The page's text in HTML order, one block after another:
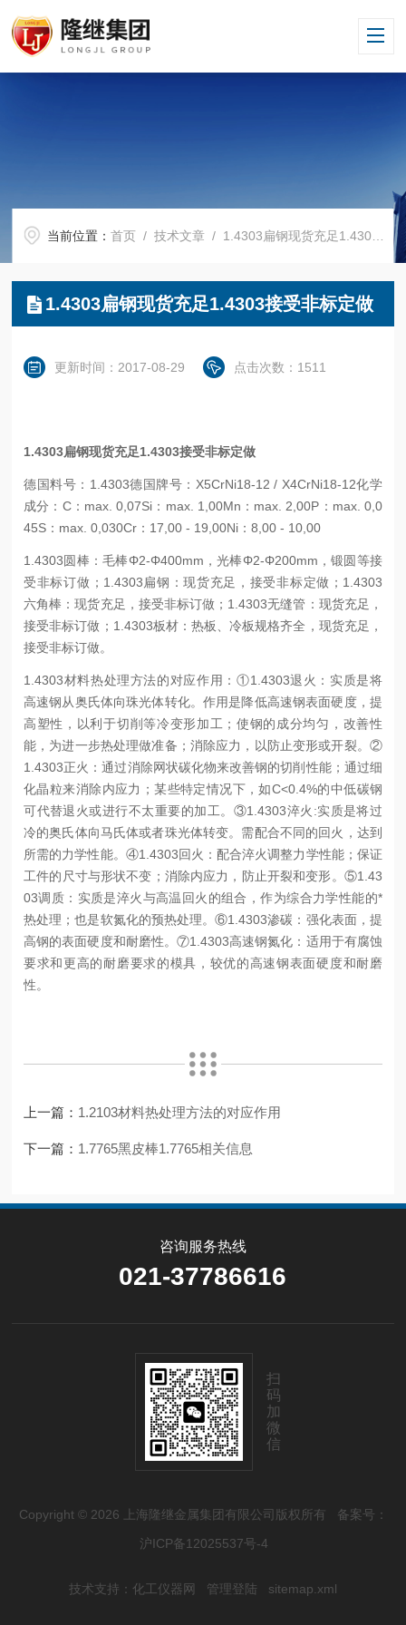
当前位置：首页 /技术文章 / 1.4303扁钢现货充足1.4303接受非标定做
1.4303扁钢现货充足1.4303接受非标定做
更新时间：2017-08-29 点击次数：1511
1.4303扁钢现货充足1.4303接受非标定做
德国料号：1.4303德国牌号：X5CrNi18-12 / X4CrNi18-12化学
成分： C：max. 0,07Si：max. 1,00Mn：max. 2,00P：max. 0,0
45S：max. 0,030Cr：17,00 - 19,00Ni：8,00 - 10,00
1.4303圆棒：毛棒Φ2-Φ400mm，光棒Φ2-Φ200mm，锻圆等接
受非标订做； 1.4303扁钢：现货充足，接受非标定做； 1.4303
六角棒：现货充足，接受非标订做； 1.4303无缝管：现货充足，
接受非标订做； 1.4303板材：热板、冷板规格齐全，现货充足，
接受非标订做。
1.4303材料热处理方法的对应作用： ①1.4303退火：实质是将
高速钢从奥氏体向珠光体转化。作用是降低高速钢表面硬度，提
高塑性，以利于切削等冷变形加工；使钢的成分均匀，改善性
能，为进一步热处理做准备；消除应力，以防止变形或开裂。 ②
1.4303正火：通过消除网状碳化物来改善钢的切削性能；通过细
化晶粒来消除内应力；某些特定情况下，如C<0.4%的中低碳钢
可代替退火或进行不太重要的加工。 ③1.4303淬火:实质是将过
冷的奥氏体向马氏体或者珠光体转变。需配合不同的回火，达到
所需的力学性能。 ④1.4303回火：配合淬火调整力学性能；保证
工件的尺寸与形状不变；消除内应力，防止开裂和变形。 ⑤1.43
03调质：实质是淬火与高温回火的组合，作为综合力学性能的*
热处理；也是软氮化的预热处理。⑥1.4303渗碳：强化表面，提
高钢的表面硬度和耐磨性。 ⑦1.4303高速钢氮化：适用于有腐蚀
要求和更高的耐磨要求的模具，较优的高速钢表面硬度和耐磨
性。
上一篇： 1.2103材料热处理方法的对应作用
下一篇： 1.7765黑皮棒1.7765相关信息
咨询服务热线
021-37786616
扫
码
加
微
信
Copyright © 2026 上海隆继金属集团有限公司版权所有 备案号：
沪ICP备12025537号-4
技术支持： 化工仪器网 管理登陆 sitemap.xml